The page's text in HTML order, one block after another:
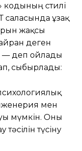
кодының стилі
саласында ұзақ
жақсы
деген
— деп ойлады
сыбырлады:
мен
мүмкін. Оны
түсіну